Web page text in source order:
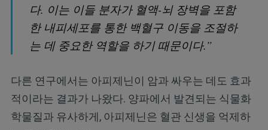
다. 이는 이들 분자가 혈액-뇌 장벽을 포함
한 내피세포를 통한 백혈구 이동을 조절하
는 데 중요한 역할을 하기 때문이다.”
다른 연구에서는 아피제닌이 암과 싸우는 데도 효과
적이라는 결과가 나왔다. 양파에서 발견되는 식물화
학물질과 유사하게, 아피제닌은 혈관 신생을 억제하